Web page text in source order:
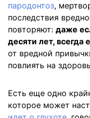
пародонтоз,
последствия
повторяют: даже
десяти лет, всегда
от вредной
повлиять на
Есть еще одно
которое может